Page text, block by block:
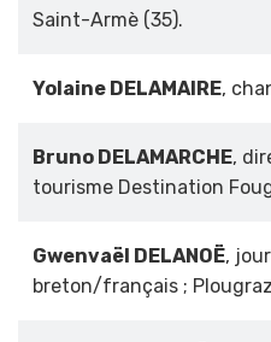
Saint-Armè (35).
Yolaine DELAMAIRE,
Bruno DELAMARCHE,
tourisme Destination
Gwenvaël DELANOË,
breton/français ;